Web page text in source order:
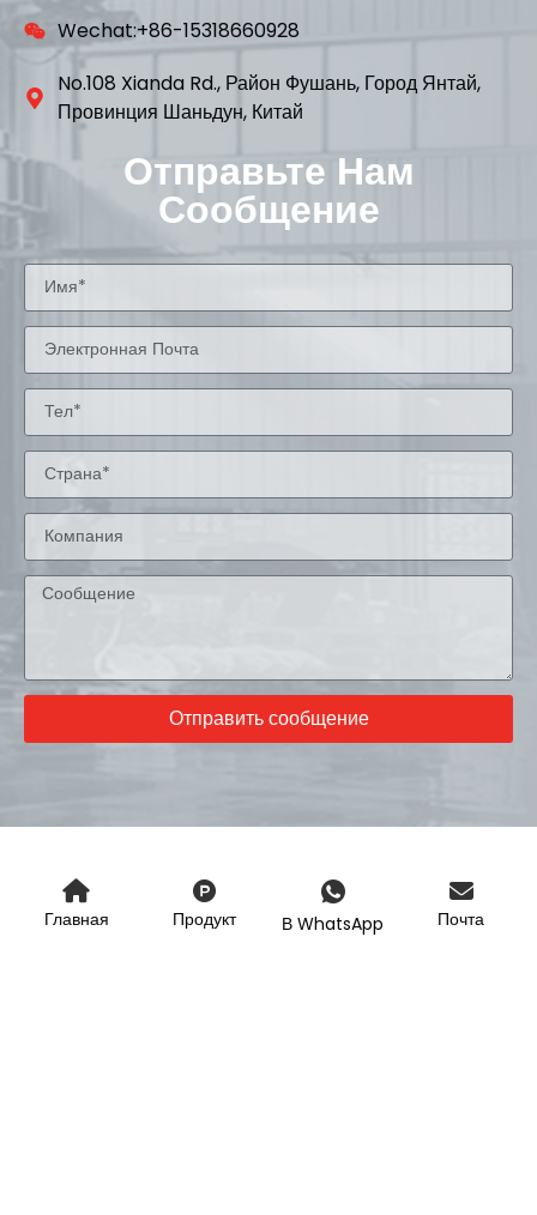
Wechat:+86-15318660928
No.108 Xianda Rd., Район Фушань, Город Янтай,
Провинция Шаньдун, Китай
Отправьте Нам
Сообщение
Отправить сообщение
Главная Продукт В WhatsApp Почта